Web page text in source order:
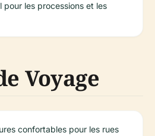
les processions et les
Voyage
confortables pour les rues